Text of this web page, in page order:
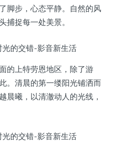
脚步，心态平静。自然的风
捕捉每一处美景。
的上特劳恩地区，除了游
。清晨的第一缕阳光铺洒而
晨曦，以清澈动人的光线，